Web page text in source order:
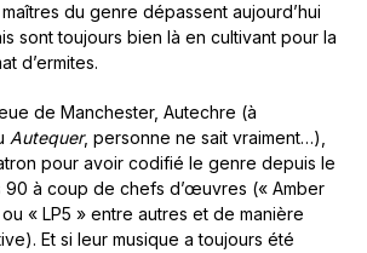
du genre dépassent aujourd’hui
sont toujours bien là en cultivant pour la
d’ermites.
de Manchester, Autechre (à
Autequer, personne ne sait vraiment…),
pour avoir codifié le genre depuis le
à coup de chefs d’œuvres (« Amber
« LP5 » entre autres et de manière
Et si leur musique a toujours été